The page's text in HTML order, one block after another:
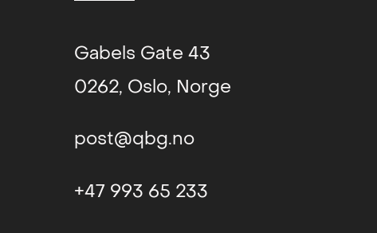
Gabels Gate 43
0262, Oslo, Norge
post@qbg.no
+47 993 65 233